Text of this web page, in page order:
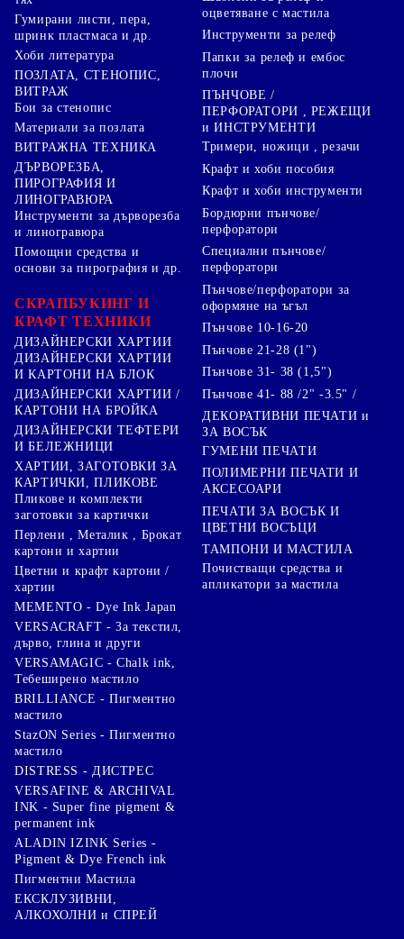
Гумирани листи, пера,
шринк пластмаса и др.
Хоби литература
ПОЗЛАТА, СТЕНОПИС,
ВИТРАЖ
Бои за стенопис
Материали за позлата
ВИТРАЖНА ТЕХНИКА
ДЪРВОРЕЗБА,
ПИРОГРАФИЯ И
ЛИНОГРАВЮРА
Инструменти за дърворезба
и линогравюра
Помощни средства и
основи за пирография и др.
СКРАПБУКИНГ И
КРАФТ ТЕХНИКИ
ДИЗАЙНЕРСКИ ХАРТИИ
ДИЗАЙНЕРСКИ ХАРТИИ
И КАРТОНИ НА БЛОК
ДИЗАЙНЕРСКИ ХАРТИИ /
КАРТОНИ НА БРОЙКА
ДИЗАЙНЕРСКИ ТЕФТЕРИ
И БЕЛЕЖНИЦИ
ХАРТИИ, ЗАГОТОВКИ ЗА
КАРТИЧКИ, ПЛИКОВЕ
Пликове и комплекти
заготовки за картички
Перлени , Металик , Брокат
картони и хартии
Цветни и крафт картони /
хартии
оцветяване с мастила
Инструменти за релеф
Папки за релеф и ембос
плочи
ПЪНЧОВЕ /
ПЕРФОРАТОРИ , РЕЖЕЩИ
и ИНСТРУМЕНТИ
Тримери, ножици , резачи
Крафт и хоби пособия
Крафт и хоби инструменти
Бордюрни пънчове/
перфоратори
Специални пънчове/
перфоратори
Пънчове/перфоратори за
оформяне на ъгъл
Пънчове 10-16-20
Пънчове 21-28 (1")
Пънчове 31- 38 (1,5")
Пънчове 41- 88 /2" -3.5" /
ДЕКОРАТИВНИ ПЕЧАТИ и
ЗА ВОСЪК
ГУМЕНИ ПЕЧАТИ
ПОЛИМЕРНИ ПЕЧАТИ И
АКСЕСОАРИ
ПЕЧАТИ ЗА ВОСЪК И
ЦВЕТНИ ВОСЪЦИ
ТАМПОНИ И МАСТИЛА
Почистващи средства и
апликатори за мастила
MEMENTO - Dye Ink Japan
VERSACRAFT - За текстил,
дърво, глина и други
VERSAMAGIC - Chalk ink,
Тебеширено мастило
BRILLIANCE - Пигментно
мастило
StazON Series - Пигментно
мастило
DISTRESS - ДИСТРЕС
VERSAFINE & ARCHIVAL
INK - Super fine pigment &
permanent ink
ALADIN IZINK Series -
Pigment & Dye French ink
Пигментни Мастила
ЕКСКЛУЗИВНИ,
АЛКОХОЛНИ и СПРЕЙ